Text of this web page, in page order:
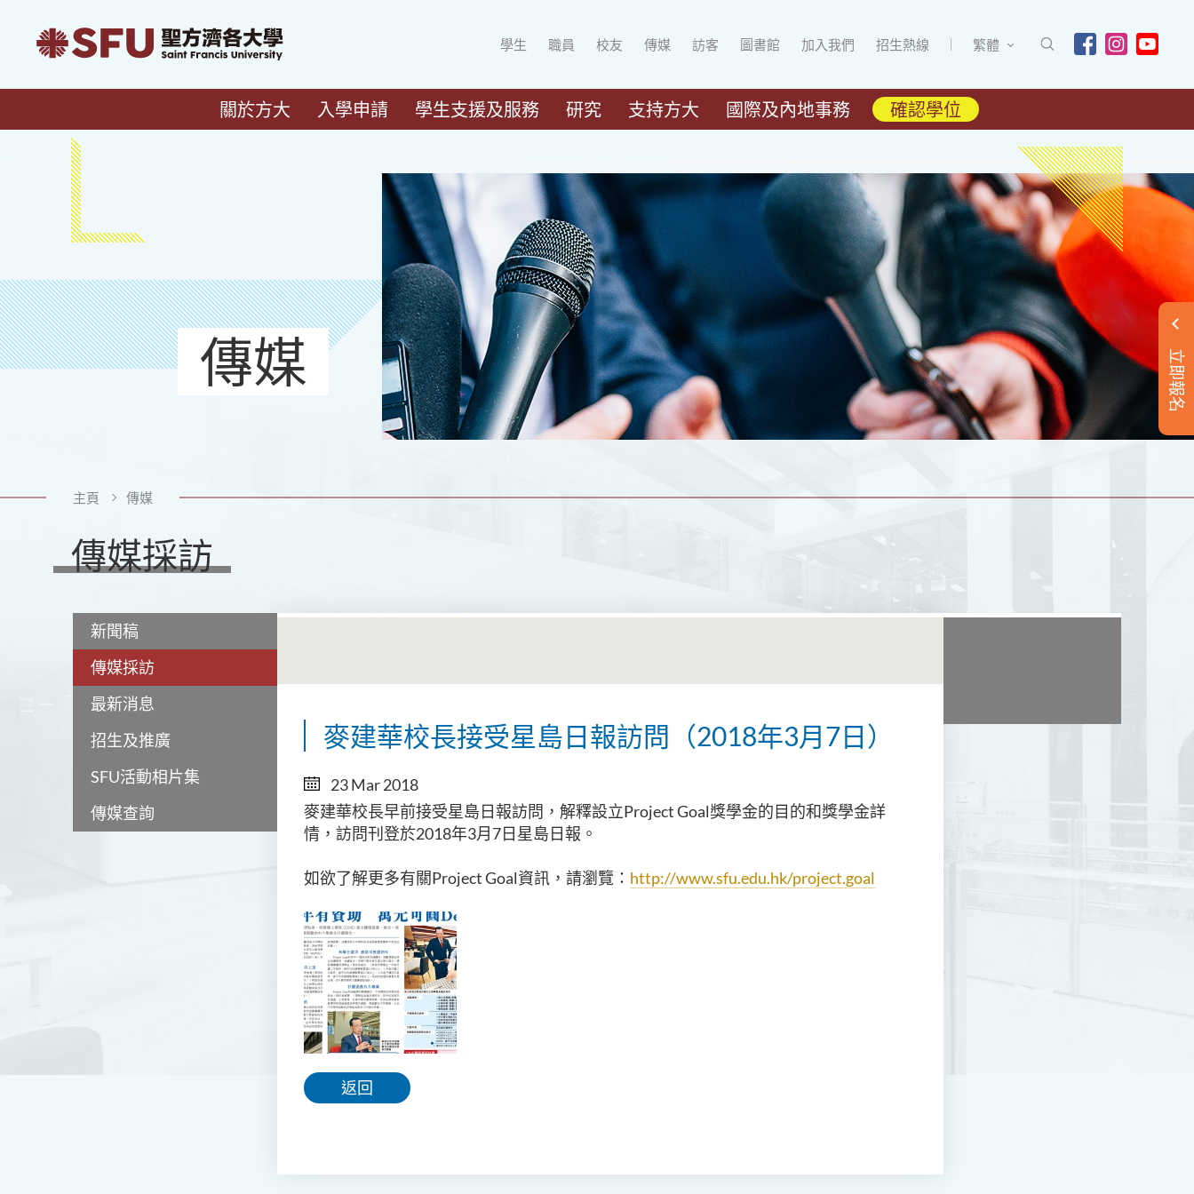
學生 職員 校友 傳媒 訪客 圖書館 加入我們 招生熱線 繁體
關於方大 入學申請 學生支援及服務 研究 支持方大 國際及內地事務 確認學位
立即報名
傳媒
主頁 傳媒
傳媒採訪
新聞稿
傳媒採訪
最新消息
招生及推廣
SFU活動相片集
傳媒查詢
麥建華校長接受星島日報訪問（2018年3月7日）
23 Mar 2018
麥建華校長早前接受星島日報訪問，解釋設立Project Goal獎學金的目的和獎學金詳
情，訪問刊登於2018年3月7日星島日報。
如欲了解更多有關Project Goal資訊，請瀏覽： http://www.sfu.edu.hk/project.goal
返回